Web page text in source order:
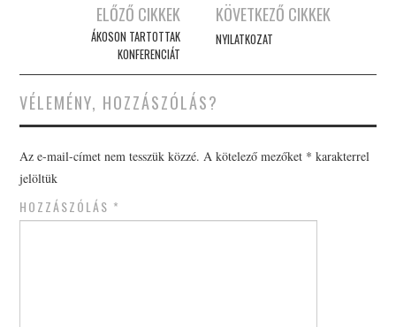
navigation
ELŐZŐ CIKKEK
ÁKOSON TARTOTTAK
KONFERENCIÁT
KÖVETKEZŐ CIKKEK
NYILATKOZAT
VÉLEMÉNY, HOZZÁSZÓLÁS?
Az e-mail-címet nem tesszük közzé. A kötelező mezőket * karakterrel
jelöltük
HOZZÁSZÓLÁS *